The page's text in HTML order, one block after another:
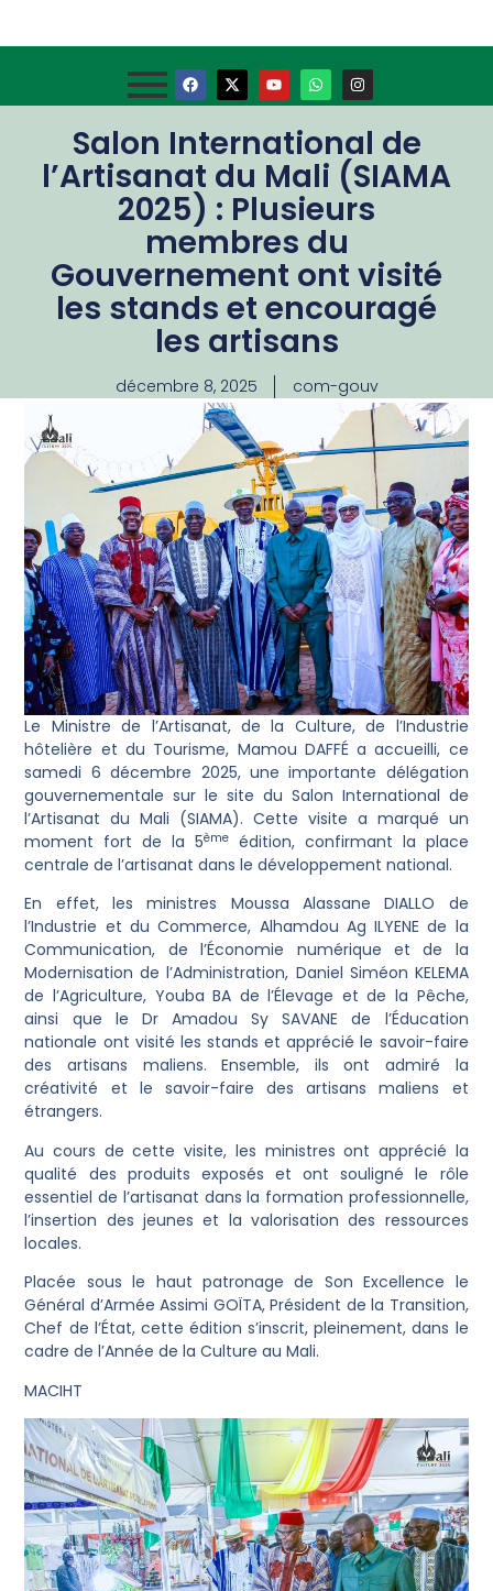
Salon International de
l’Artisanat du Mali (SIAMA
2025) : Plusieurs
membres du
Gouvernement ont visité
les stands et encouragé
les artisans
décembre 8, 2025 com-gouv
Le Ministre de l’Artisanat, de la Culture, de l’Industrie
hôtelière et du Tourisme, Mamou DAFFÉ a accueilli, ce
samedi 6 décembre 2025, une importante délégation
gouvernementale sur le site du Salon International de
l’Artisanat du Mali (SIAMA). Cette visite a marqué un
moment fort de la 5ème édition, confirmant la place
centrale de l’artisanat dans le développement national.
En effet, les ministres Moussa Alassane DIALLO de
l’Industrie et du Commerce, Alhamdou Ag ILYENE de la
Communication, de l’Économie numérique et de la
Modernisation de l’Administration, Daniel Siméon KELEMA
de l’Agriculture, Youba BA de l’Élevage et de la Pêche,
ainsi que le Dr Amadou Sy SAVANE de l’Éducation
nationale ont visité les stands et apprécié le savoir-faire
des artisans maliens. Ensemble, ils ont admiré la
créativité et le savoir-faire des artisans maliens et
étrangers.
Au cours de cette visite, les ministres ont apprécié la
qualité des produits exposés et ont souligné le rôle
essentiel de l’artisanat dans la formation professionnelle,
l’insertion des jeunes et la valorisation des ressources
locales.
Placée sous le haut patronage de Son Excellence le
Général d’Armée Assimi GOÏTA, Président de la Transition,
Chef de l’État, cette édition s’inscrit, pleinement, dans le
cadre de l’Année de la Culture au Mali.
MACIHT